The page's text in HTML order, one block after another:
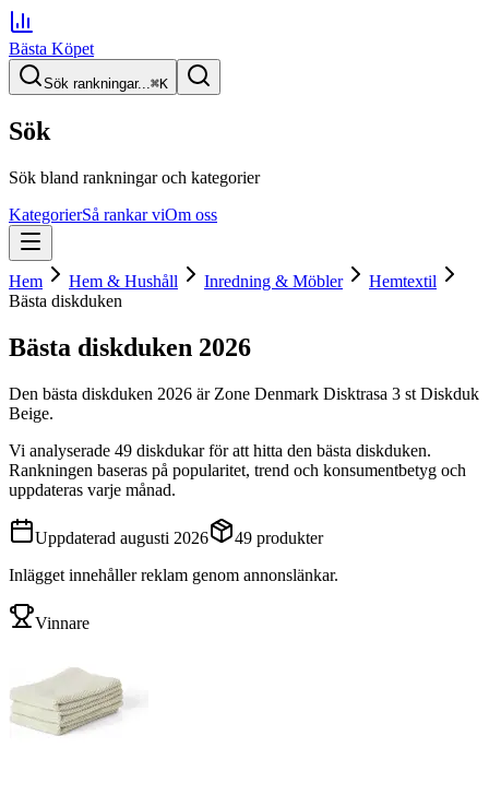
Bästa Köpet
Sök rankningar...⌘K
Sök
Sök bland rankningar och kategorier
KategorierSå rankar viOm oss
Hem Hem & Hushåll Inredning & Möbler
Hemtextil
Bästa diskduken
Bästa diskduken 2026
Den bästa diskduken 2026 är Zone Denmark Disktrasa 3 st Diskduk
Beige.
Vi analyserade 49 diskdukarför att hitta den bästa diskduken.
Rankningen baseras på popularitet, trend och konsumentbetyg och
uppdateras varje månad.
Uppdaterad augusti 2026 49 produkter
Inlägget innehåller reklam genom annonslänkar.
Vinnare